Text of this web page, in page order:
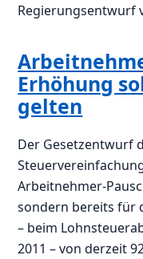
Regierungsentwurf
Erhöhung
gelten
Der Gesetzentwurf
Arbeitnehmer-
sondern bereits für
– beim
2011 – von derzeit